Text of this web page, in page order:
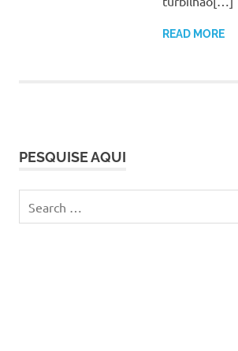
READ MORE
PESQUISE AQUI
for: